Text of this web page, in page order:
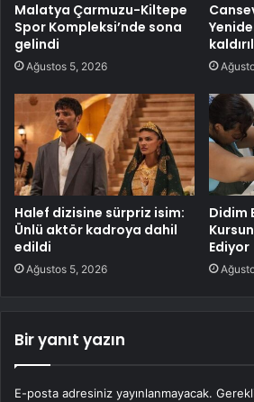
Malatya Çarmuzu-Kiltepe
Spor Kompleksi’nde sona
gelindi
Ağustos 5, 2026
Halef dizisine sürpriz isim:
Ünlü aktör kadroya dahil
edildi
Ağustos 5, 2026
Didim
Ediyor
Bir yanıt yazın
E-posta adresiniz yayınlanmayacak.